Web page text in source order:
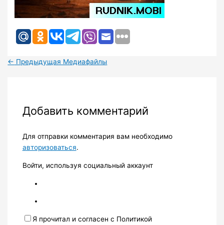
← Предыдущая Медиафайлы
Добавить комментарий
Для отправки комментария вам необходимо
авторизоваться.
Войти, используя социальный аккаунт
Я прочитал и согласен с Политикой